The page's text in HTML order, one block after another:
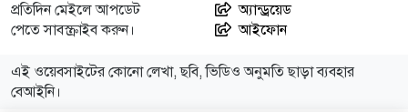
শেখ হাসিনা ও আওয়ামী লীগ আধিপত্যবাদী শক্তির হাতের
পুতুল: প্রিন্স
১৩
১৪
প্রতিদিন মেইলে আপডেট
পেতে সাবস্ক্রাইব করুন।
অ্যান্ড্রয়েড
আইফোন
এই ওয়েবসাইটের কোনো লেখা, ছবি, ভিডিও অনুমতি ছাড়া ব্যবহার
বেআইনি।